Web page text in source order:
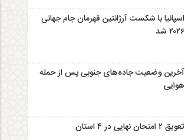
اسپانیا با شکست آرژانتین قهرمان جام جهانی
۲۰۲۶ شد
آخرین وضعیت جاده‌های جنوبی پس از حمله
هوایی
تعویق ۲ امتحان نهایی در ۴ استان